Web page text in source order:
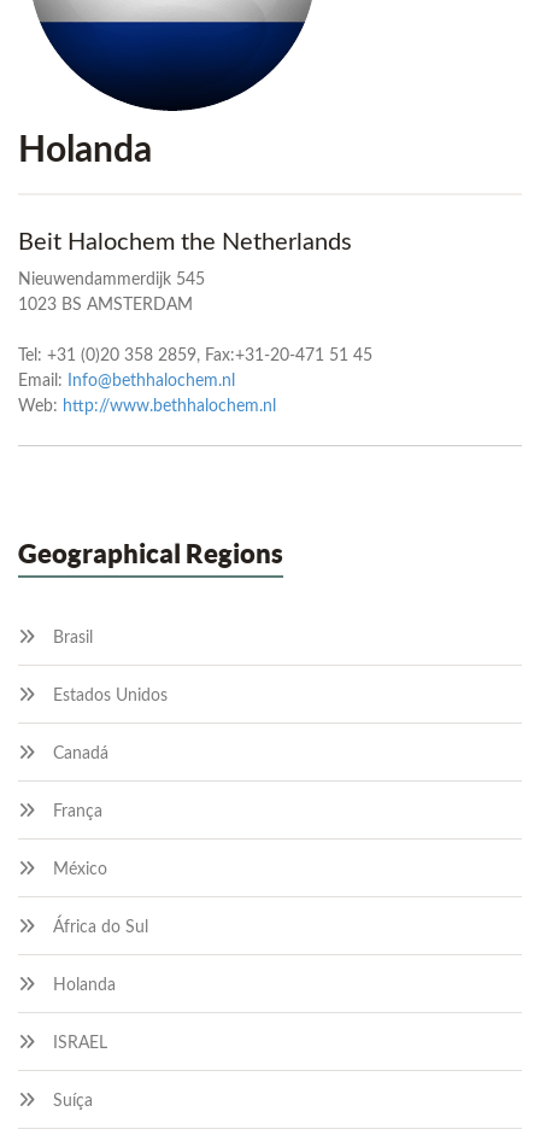
Holanda
Beit Halochem the Netherlands
Nieuwendammerdijk 545
1023 BS AMSTERDAM
Tel: +31 (0)20 358 2859, Fax:+31-20-471 51 45
Email:
Info@bethhalochem.nl
Web: http://www.bethhalochem.nl
Geographical Regions
Brasil
Estados Unidos
Canadá
França
México
África do Sul
Holanda
ISRAEL
Suíça